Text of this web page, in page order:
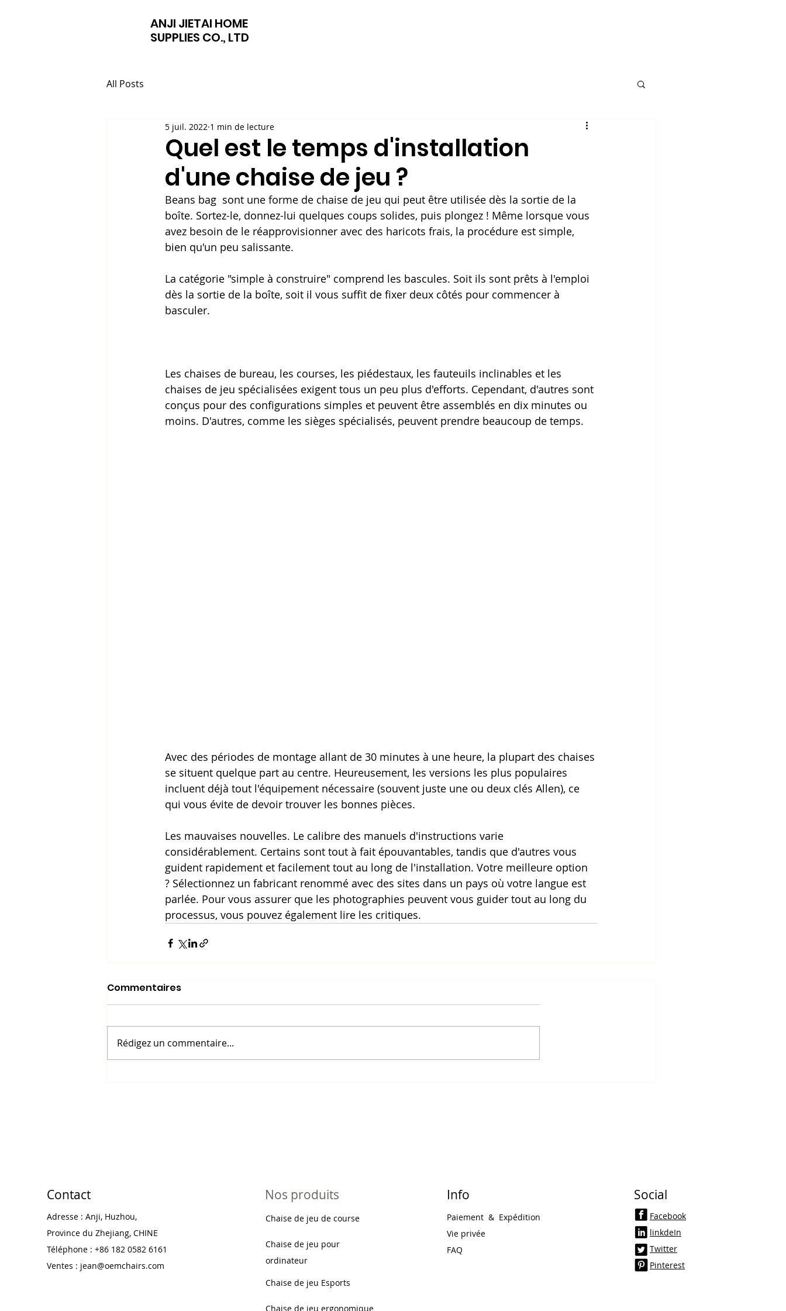
ANJI JIETAI HOME
SUPPLIES CO., LTD
All Posts
Quel est le temps d'installation
d'une chaise de jeu ?
5 juil. 2022 1 min de lecture
Beans bag  sont une forme de chaise de jeu qui peut être utilisée dès la sortie de la
boîte. Sortez-le, donnez-lui quelques coups solides, puis plongez ! Même lorsque vous
avez besoin de le réapprovisionner avec des haricots frais, la procédure est simple,
bien qu'un peu salissante.
La catégorie "simple à construire" comprend les bascules. Soit ils sont prêts à l'emploi
dès la sortie de la boîte, soit il vous suffit de fixer deux côtés pour commencer à
basculer.
Les chaises de bureau, les courses, les piédestaux, les fauteuils inclinables et les
chaises de jeu spécialisées exigent tous un peu plus d'efforts. Cependant, d'autres sont
conçus pour des configurations simples et peuvent être assemblés en dix minutes ou
moins. D'autres, comme les sièges spécialisés, peuvent prendre beaucoup de temps.
Avec des périodes de montage allant de 30 minutes à une heure, la plupart des chaises
se situent quelque part au centre. Heureusement, les versions les plus populaires
incluent déjà tout l'équipement nécessaire (souvent juste une ou deux clés Allen), ce
qui vous évite de devoir trouver les bonnes pièces.
Les mauvaises nouvelles. Le calibre des manuels d'instructions varie
considérablement. Certains sont tout à fait épouvantables, tandis que d'autres vous
guident rapidement et facilement tout au long de l'installation. Votre meilleure option
? Sélectionnez un fabricant renommé avec des sites dans un pays où votre langue est
parlée. Pour vous assurer que les photographies peuvent vous guider tout au long du
processus, vous pouvez également lire les critiques.
Commentaires
Rédigez un commentaire...
Contact
Adresse : Anji, Huzhou,
Province du Zhejiang, CHINE
Téléphone : +86 182 0582 6161
Ventes : jean@oemchairs.com
Nos produits
Chaise de jeu de course
Chaise de jeu pour
ordinateur
Chaise de jeu Esports
Chaise de jeu ergonomique
Info
Paiement & Expédition
Vie privée
FAQ
Social
Facebook
linkdeIn
Twitter
Pinterest